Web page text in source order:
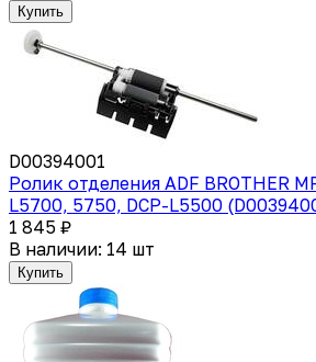
Купить
D00394001
Ролик отделения ADF BROTHER
L5700, 5750, DCP-L5500
1 845 ₽
В наличии: 14 шт
Купить